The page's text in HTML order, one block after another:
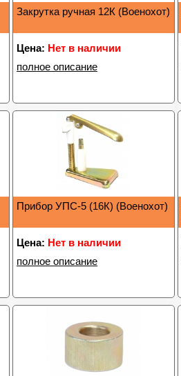
Закрутка ручная 12К (Военохот)
Цена: Нет в наличии
полное описание
Прибор УПС-5 (16К) (Военохот)
Цена: Нет в наличии
полное описание